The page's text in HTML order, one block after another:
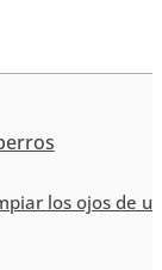
los ojos de